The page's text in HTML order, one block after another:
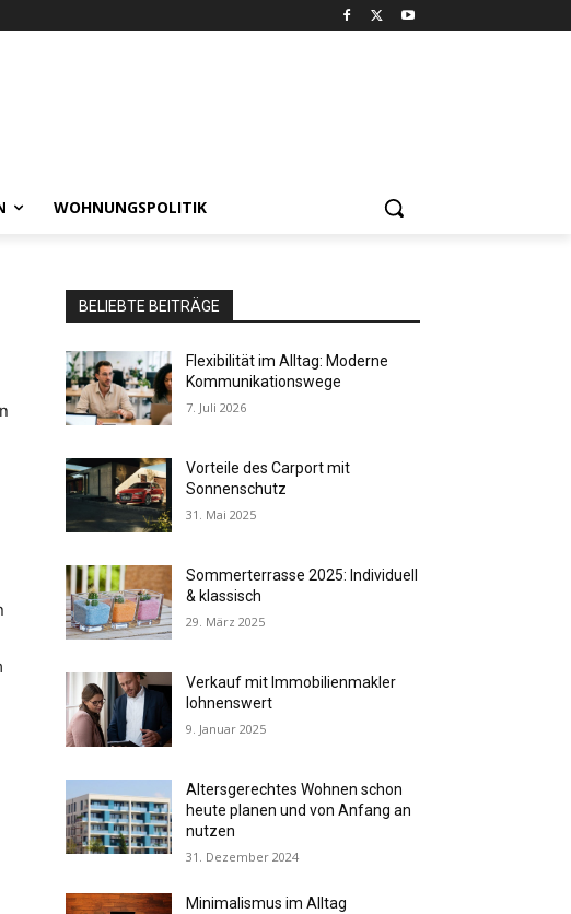
WOHNUNGSPOLITIK
BELIEBTE BEITRÄGE
Flexibilität im Alltag: Moderne
Kommunikationswege
7. Juli 2026
Vorteile des Carport mit
Sonnenschutz
31. Mai 2025
Sommerterrasse 2025: Individuell
& klassisch
29. März 2025
Verkauf mit Immobilienmakler
lohnenswert
9. Januar 2025
Altersgerechtes Wohnen schon
heute planen und von Anfang an
nutzen
31. Dezember 2024
Minimalismus im Alltag